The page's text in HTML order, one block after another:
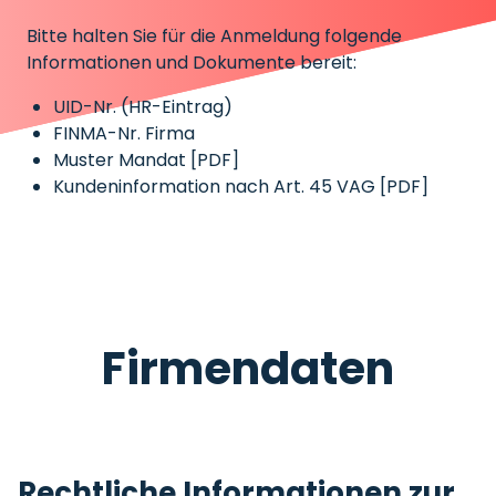
Bitte halten Sie für die Anmeldung folgende
Informationen und Dokumente bereit:
UID-Nr. (HR-Eintrag)
FINMA-Nr. Firma
Muster Mandat [PDF]
Kundeninformation nach Art. 45 VAG [PDF]